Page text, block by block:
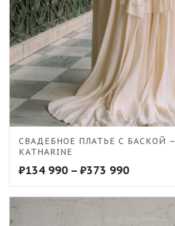
СВАДЕБНОЕ ПЛАТЬЕ С БАСКОЙ –
KATHARINE
₽134 990 – ₽373 990